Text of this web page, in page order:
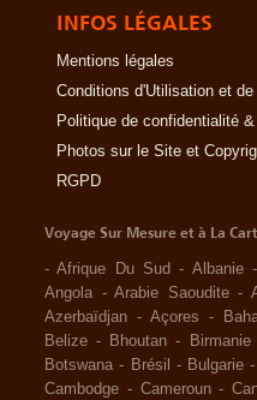
INFOS LÉGALES
Mentions légales
Conditions d'Utilisation et
Politique de confidentialité
Photos sur le Site et
RGPD
Voyage Sur Mesure et à La
-Afrique Du Sud - Albanie
Angola -Arabie Saoudite -
Azerbaïdjan - Açores -
Belize - Bhoutan - Birmanie
Botswana - Brésil - Bulgarie -
Cambodge - Cameroun -